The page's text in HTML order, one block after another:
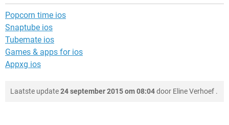
Popcorn time ios
Snaptube ios
Tubemate ios
Games & apps for ios
Appxg ios
Laatste update24 september 2015 om 08:04door Eline Verhoef .